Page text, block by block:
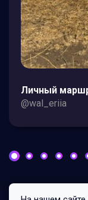
Личный
@wal_eriia